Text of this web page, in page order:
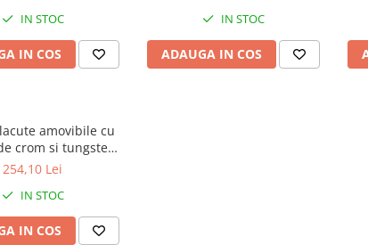
IN STOC
IN COS
IN STOC
ADAUGA IN COS
amovibile cu
crom si tungsten,
taietoare, 50 x 12 x
254,10 Lei
IN STOC
IN COS